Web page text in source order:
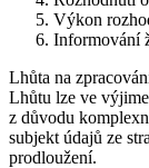
Výkon
Informování
Lhůta na
Lhůtu lze ve
z důvodu
subjekt údajů ze
prodloužení.